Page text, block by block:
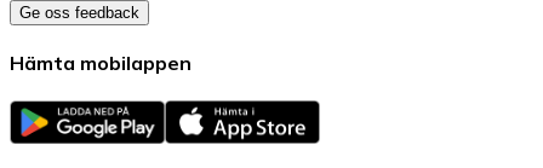
Ge oss feedback
Hämta mobilappen